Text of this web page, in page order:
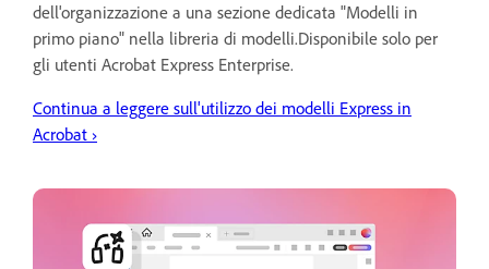
dell'organizzazione a una sezione dedicata "Modelli in
primo piano" nella libreria di modelli.Disponibile solo per
gli utenti Acrobat Express Enterprise.
Continua a leggere sull'utilizzo dei modelli Express in
Acrobat ›